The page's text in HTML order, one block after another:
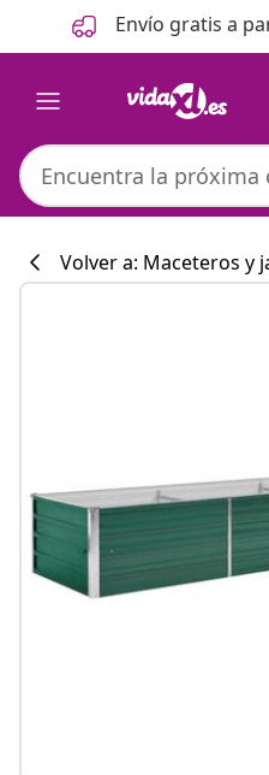
Anterior
Siguiente Envío gratis a
Volver a: Maceteros y